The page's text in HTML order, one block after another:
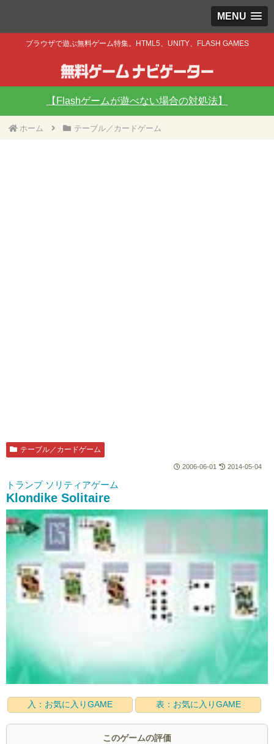
MENU
ブラウザで遊ぶ無料ゲーム特集。HTML5、UNITY、FLASH GAMES
【Flashゲームが遊べない場合の対処法】
ホーム テーブル／カードゲーム
テーブル／カードゲーム
2006-06-01 2014-05-04
トランプ ソリティアゲーム
Klondike Solitaire
入：お気に入りGAME 表：お気に入りGAME
このゲームの評価